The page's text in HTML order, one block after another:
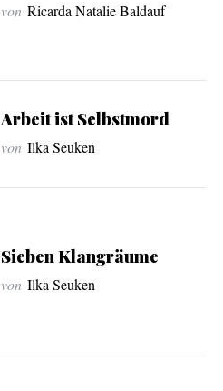
von Ricarda Natalie Baldauf
Arbeit ist Selbstmord
von Ilka Seuken
Sieben Klangräume
von Ilka Seuken